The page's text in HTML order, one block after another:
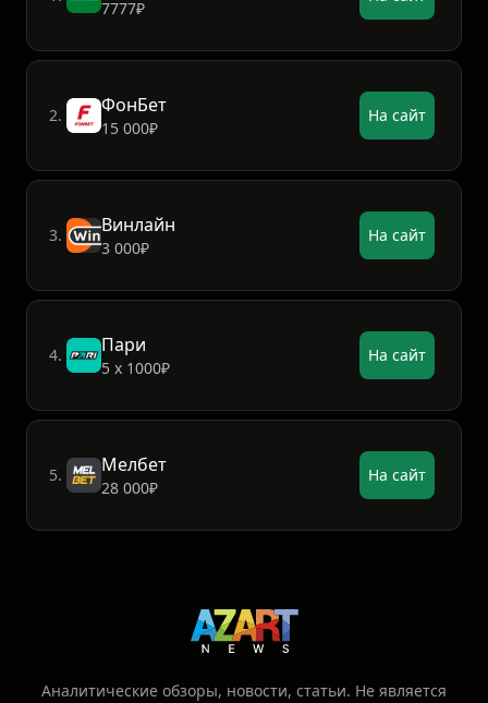
7777₽
2. ФонБет
15 000₽
На сайт
3. Винлайн
3 000₽
На сайт
4. Пари
5 х 1000₽
На сайт
5. Мелбет
28 000₽
На сайт
Аналитические обзоры, новости, статьи. Не является